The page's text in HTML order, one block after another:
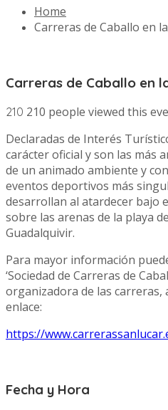
Home
Carreras de Caballo en
Carreras de Caballo en
210 210 people viewed this
Declaradas de Interés
carácter oficial y son las más
de un animado ambiente y
eventos deportivos más
desarrollan al atardecer bajo
sobre las arenas de la playa
Guadalquivir.
Para mayor información
‘Sociedad de Carreras de
organizadora de las carreras,
enlace:
https://
Fecha y Hora